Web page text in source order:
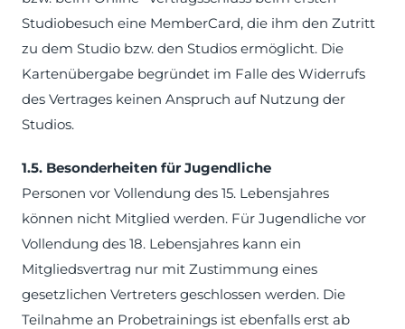
Studiobesuch eine MemberCard, die ihm den Zutritt
zu dem Studio bzw. den Studios ermöglicht. Die
Kartenübergabe begründet im Falle des Widerrufs
des Vertrages keinen Anspruch auf Nutzung der
Studios.
1.5. Besonderheiten für Jugendliche
Personen vor Vollendung des 15. Lebensjahres
können nicht Mitglied werden. Für Jugendliche vor
Vollendung des 18. Lebensjahres kann ein
Mitgliedsvertrag nur mit Zustimmung eines
gesetzlichen Vertreters geschlossen werden. Die
Teilnahme an Probetrainings ist ebenfalls erst ab